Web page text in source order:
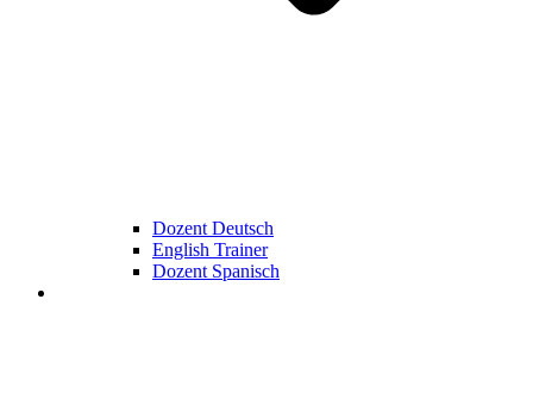
Dozent Deutsch
English Trainer
Dozent Spanisch